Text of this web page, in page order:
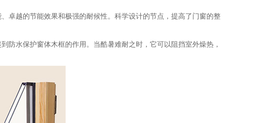
卓越的节能效果和极强的耐候性。科学设计的节点，提高了门窗的整
防水保护窗体木框的作用。当酷暑难耐之时，它可以阻挡室外燥热，